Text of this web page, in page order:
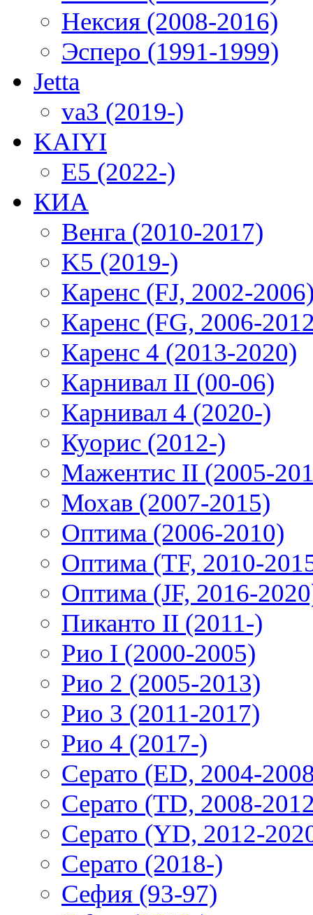
Нексия (2008-2016)
Эсперо (1991-1999)
Jetta
va3 (2019-)
KAIYI
E5 (2022-)
КИА
Венга (2010-2017)
K5 (2019-)
Каренс (FJ, 2002-
Каренс (FG, 2006-
Каренс 4 (2013-2020)
Карнивал II (00-06)
Карнивал 4 (2020-)
Куорис (2012-)
Мажентис II (2005-
Мохав (2007-2015)
Оптима (2006-2010)
Оптима (TF, 2010-
Оптима (JF, 2016-
Пиканто II (2011-)
Рио I (2000-2005)
Рио 2 (2005-2013)
Рио 3 (2011-2017)
Рио 4 (2017-)
Серато (ED, 2004-
Серато (TD, 2008-
Серато (YD, 2012-
Серато (2018-)
Сефия (93-97)